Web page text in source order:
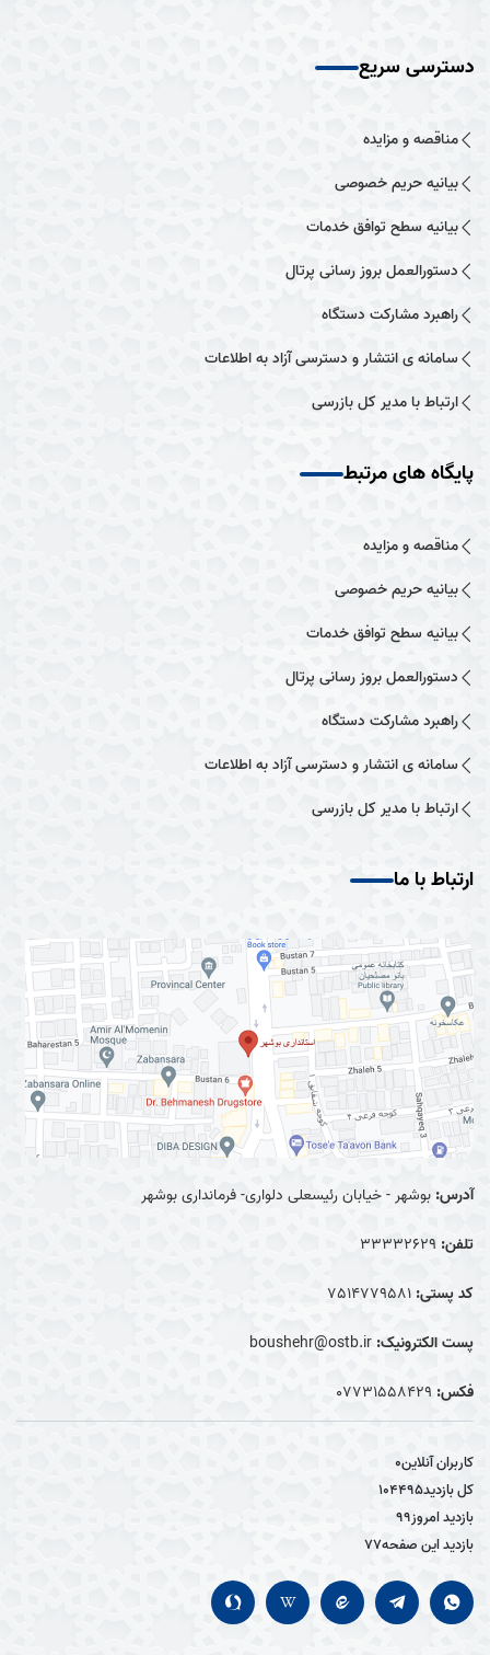
دسترسی سریع
مناقصه و مزایده
بیانیه حریم خصوصی
بیانیه سطح توافق خدمات
دستورالعمل بروز رسانی پرتال
راهبرد مشارکت دستگاه
سامانه ی انتشار و دسترسی آزاد به اطلاعات
ارتباط با مدیر کل بازرسی
پایگاه های مرتبط
مناقصه و مزایده
بیانیه حریم خصوصی
بیانیه سطح توافق خدمات
دستورالعمل بروز رسانی پرتال
راهبرد مشارکت دستگاه
سامانه ی انتشار و دسترسی آزاد به اطلاعات
ارتباط با مدیر کل بازرسی
ارتباط با ما
آدرس: بوشهر - خیابان رئیسعلی دلواری- فرمانداری بوشهر
تلفن: 33332629
کد پستی: 7514779581
پست الکترونیک: boushehr@ostb.ir
فکس: 0۷۷۳۱۵۵۸۴۲۹
کاربران آنلاین0
کل بازدید104495
بازدید امروز99
بازدید این صفحه77